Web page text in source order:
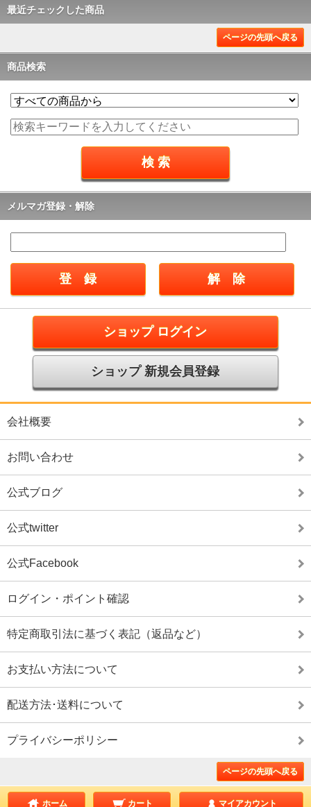
最近チェックした商品
ページの先頭へ戻る
商品検索
メルマガ登録・解除
ショップ ログイン
ショップ 新規会員登録
会社概要
お問い合わせ
公式ブログ
公式twitter
公式Facebook
ログイン・ポイント確認
特定商取引法に基づく表記（返品など）
お支払い方法について
配送方法･送料について
プライバシーポリシー
ページの先頭へ戻る
ホーム カート マイアカウント